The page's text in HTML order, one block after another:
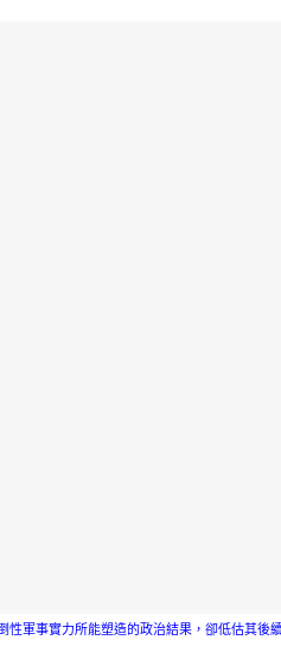
性軍事實力所能塑造的政治結果，卻低估其後